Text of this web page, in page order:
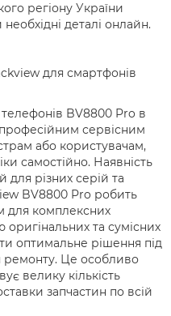
регіону України
деталі онлайн.
для смартфонів
BV8800 Pro в
сервісним
або користувачам,
самостійно. Наявність
різних серій та
BV8800 Pro робить
для комплексних
та сумісних
оптимальне рішення під
ремонту. Це особливо
велику кількість
запчастин по всій